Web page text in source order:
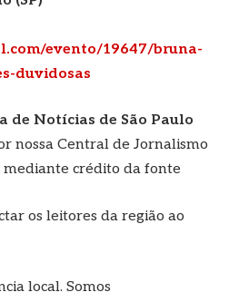
evento/19647/bruna-
duvidosas
de Notícias de São Paulo
nossa Central de Jornalismo
crédito da fonte
os leitores da região ao
local. Somos